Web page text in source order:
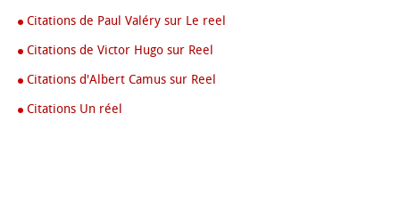
Citations de Paul Valéry sur Le reel
Citations de Victor Hugo sur Reel
Citations d'Albert Camus sur Reel
Citations Un réel